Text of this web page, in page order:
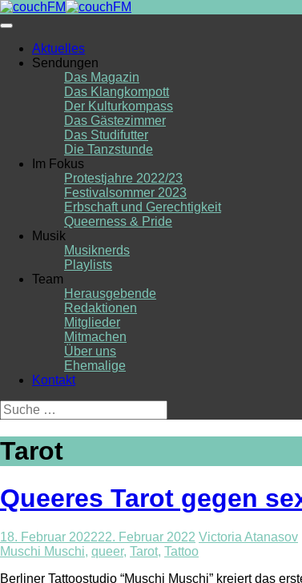
Skip
to
Aktuelles
Sendungen
Das Magazin
Das Klangkompott
Der Kulturkompass
Das Gästezimmer
Das Studifutter
Die Tanzstunde
Im Fokus
Protestjahre 2022/23
Festivalsommer 2023
Erbschaft und Gerechtigkeit
Queerness & Pride
Musik
Musiknerds
Playlists
Team
Herausgebende
Redaktionen
Mitglieder
Mitmachen
Über uns
Ehemalige
Kontakt
Suche
nach:
Tarot
Queeres Tarot gegen
18. Februar 202222. Februar 2022 Victoria Atanasov
Muschi Muschi, queer, Tarot, Tattoo
Berliner Tattoostudio “Muschi Muschi” kreiert das